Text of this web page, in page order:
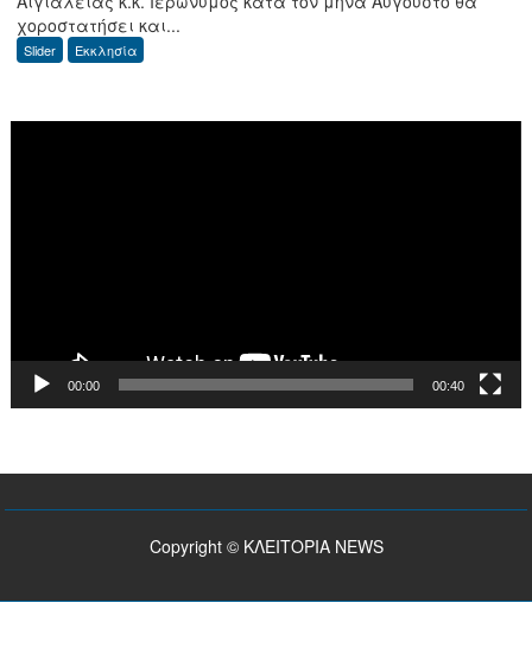
Αρχιερατικής
χοροστατήσει και...
Slider Εκκλησία
00:00 00:40
Copyright © ΚΛΕΙΤΟΡΙΑ NEWS